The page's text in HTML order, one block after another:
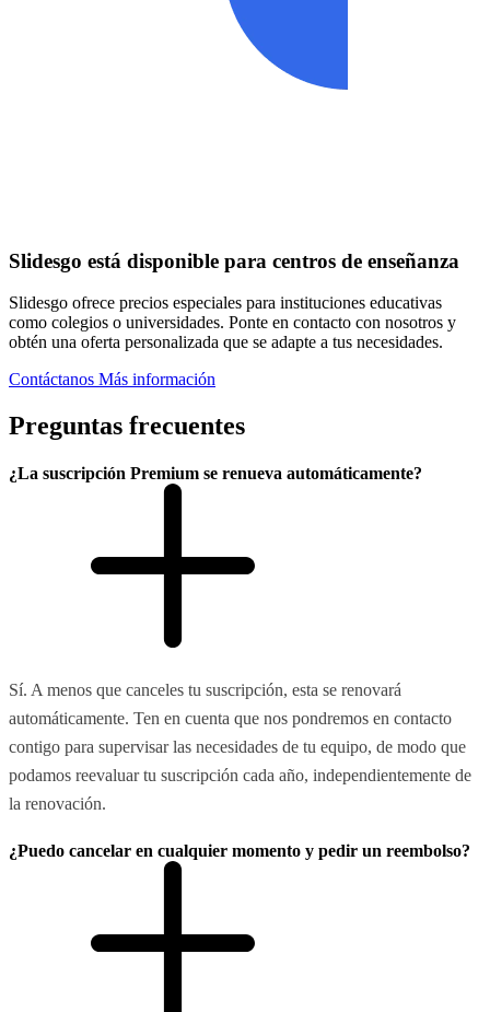
Slidesgo está disponible para centros de enseñanza
Slidesgo ofrece precios especiales para instituciones educativas
como colegios o universidades. Ponte en contacto con nosotros y
obtén una oferta personalizada que se adapte a tus necesidades.
Contáctanos Más información
Preguntas frecuentes
¿La suscripción Premium se renueva automáticamente?
Sí. A menos que canceles tu suscripción, esta se renovará
automáticamente. Ten en cuenta que nos pondremos en contacto
contigo para supervisar las necesidades de tu equipo, de modo que
podamos reevaluar tu suscripción cada año, independientemente de
la renovación.
¿Puedo cancelar en cualquier momento y pedir un reembolso?